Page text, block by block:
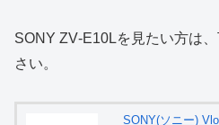
SONY ZV‑E10Lを見たい方は
さい。
SONY(ソニー)